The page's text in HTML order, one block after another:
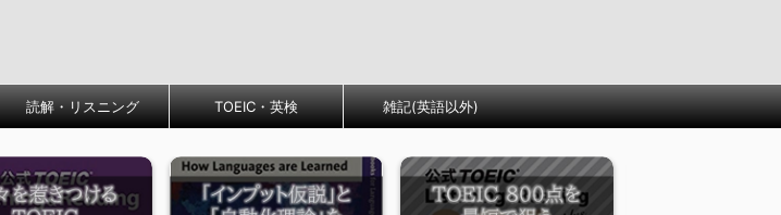
読解・リスニング TOEIC・英検 雑記(英語以外)